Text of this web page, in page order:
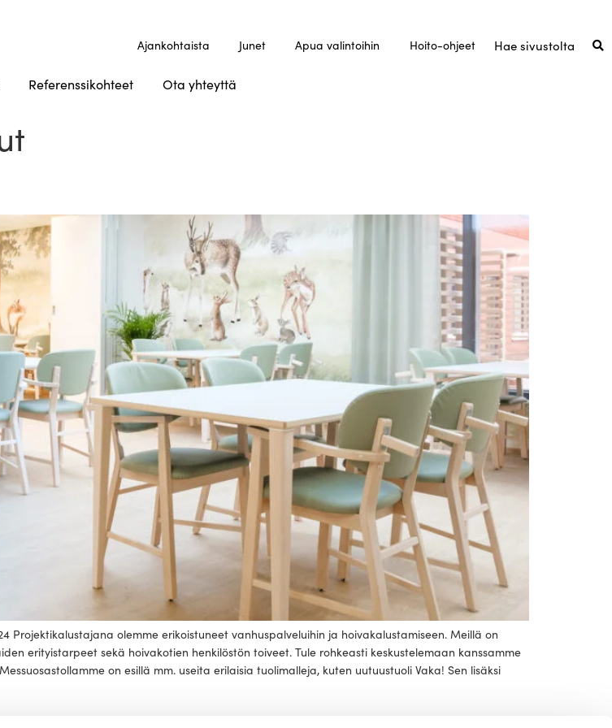
Ajankohtaista Junet Apua valintoihin Hoito-ohjeet
Referenssikohteet Ota yhteyttä
Projektikalustajana olemme erikoistuneet vanhuspalveluihin ja hoivakalustamiseen. Meillä on
erityistarpeet sekä hoivakotien henkilöstön toiveet. Tule rohkeasti keskustelemaan kanssamme
on esillä mm. useita erilaisia tuolimalleja, kuten uutuustuoli Vaka! Sen lisäksi